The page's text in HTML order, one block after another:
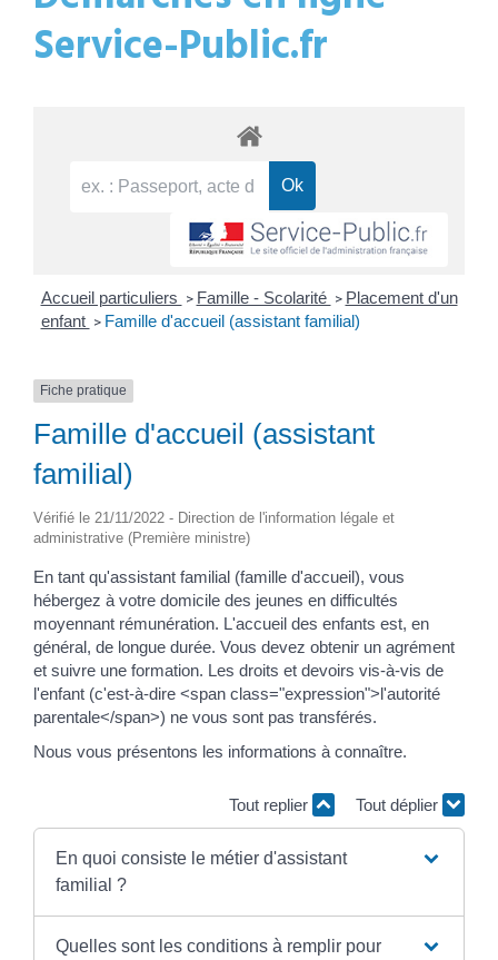
Service-Public.fr
Accueil particuliers > Famille - Scolarité > Placement d'un
enfant > Famille d'accueil (assistant familial)
Fiche pratique
Famille d'accueil (assistant
familial)
Vérifié le 21/11/2022 - Direction de l'information légale et
administrative (Première ministre)
En tant qu'assistant familial (famille d'accueil), vous
hébergez à votre domicile des jeunes en difficultés
moyennant rémunération. L'accueil des enfants est, en
général, de longue durée. Vous devez obtenir un agrément
et suivre une formation. Les droits et devoirs vis-à-vis de
l'enfant (c'est-à-dire <span class="expression">l'autorité
parentale</span>) ne vous sont pas transférés.
Nous vous présentons les informations à connaître.
Tout replier Tout déplier
En quoi consiste le métier d'assistant
familial ?
Quelles sont les conditions à remplir pour